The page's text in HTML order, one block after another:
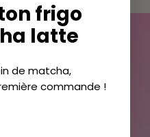
la
matcha ?
frigo
latte
de matcha,
commande !